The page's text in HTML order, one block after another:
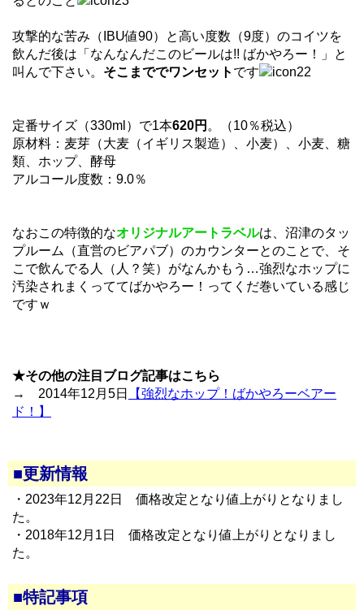
攻撃的な苦み（IBU値90）と高い度数（9度）のコイツを
飲んだ後は「なんなんだこのビールは!! ばかやろー！」と
叫んで下さい。 そこまででワンセット です
定番サイズ（330ml）で1本620円 。（10％税込）
原材料：麦芽（大麦（イギリス製造）、小麦）、小麦、糖
類、ホップ、酵母
アルコール度数：9.0％
なおこの特徴的なオリジナルアートラベルは、沼津のタッ
プルーム（直営のビアパブ）のカウンターとのことで、そ
こで飲んでる人（人？笑）がなんかもう…強烈なホップに
汚染されまくっててばかやろー！ってくだ巻いている感じ
ですｗ
★その他の注目ブログ記事はこちら
→ 2014年12月5日
【強烈なホップ！ばかやろーベアー
ド！】
■更新情報
・2023年12月22日 価格改定となり値上がりとなりまし
た。
・2018年12月1日 価格改定となり値上がりとなりまし
た。
■特記事項